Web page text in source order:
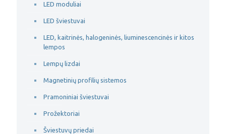
LED moduliai
LED šviestuvai
LED, kaitrinės, halogeninės, liuminescencinės ir kitos
lempos
Lempų lizdai
Magnetinių profilių sistemos
Pramoniniai šviestuvai
Prožektoriai
Šviestuvų priedai